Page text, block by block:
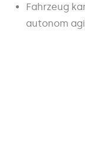
Fahrzeug
autonom